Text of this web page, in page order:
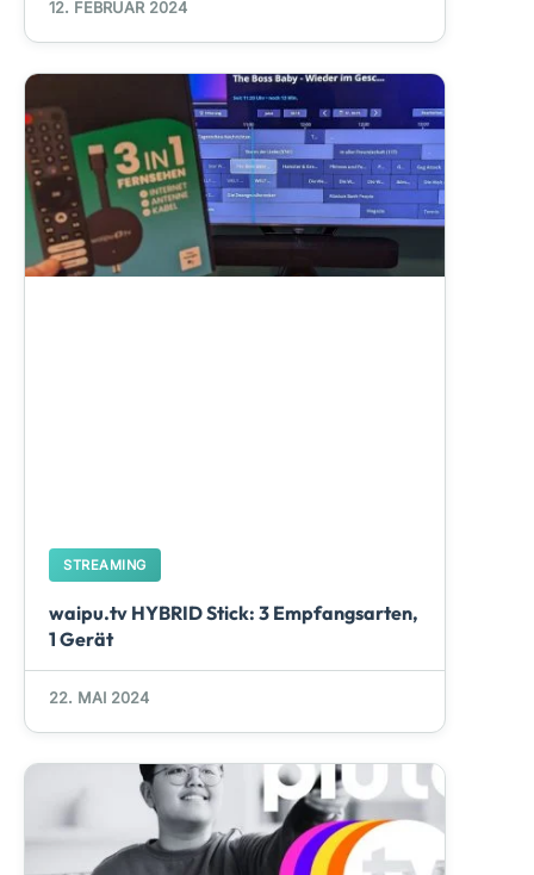
12. FEBRUAR 2024
STREAMING
waipu.tv HYBRID Stick: 3 Empfangsarten,
1 Gerät
22. MAI 2024